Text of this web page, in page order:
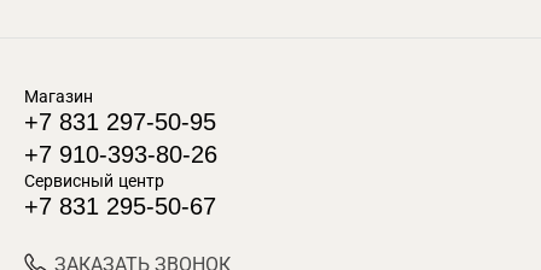
Магазин
+7 831 297-50-95
+7 910-393-80-26
Сервисный центр
+7 831 295-50-67
ЗАКАЗАТЬ ЗВОНОК